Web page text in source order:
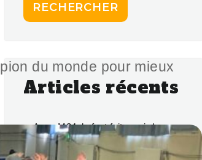
du monde pour mieux
RECHERCHER
Articles récents
Avec M24, le foot fait courir les
collégiennes